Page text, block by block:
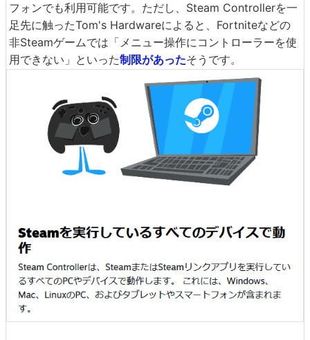
フォンでも利用可能です。ただし、Steam Controllerを一
足先に触ったTom's Hardwareによると、Fortniteなどの
非Steamゲームでは「メニュー操作にコントローラーを使
用できない」といった制限があったそうです。